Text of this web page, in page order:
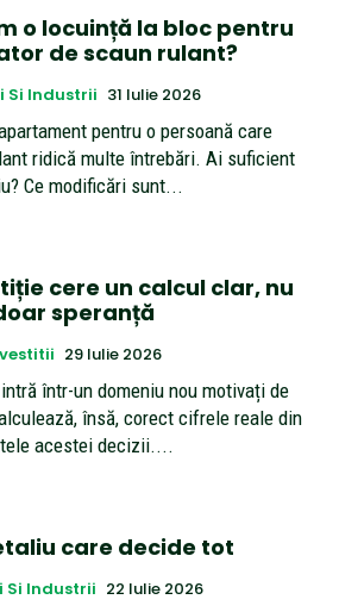
o locuință la bloc pentru
de scaun rulant?
Si Industrii 31 Iulie 2026
pentru o persoană care
ridică multe întrebări. Ai suficient
Ce modificări sunt...
cere un calcul clar, nu
speranță
29 Iulie 2026
într-un domeniu nou motivați de
însă, corect cifrele reale din
acestei decizii....
care decide tot
Si Industrii 22 Iulie 2026